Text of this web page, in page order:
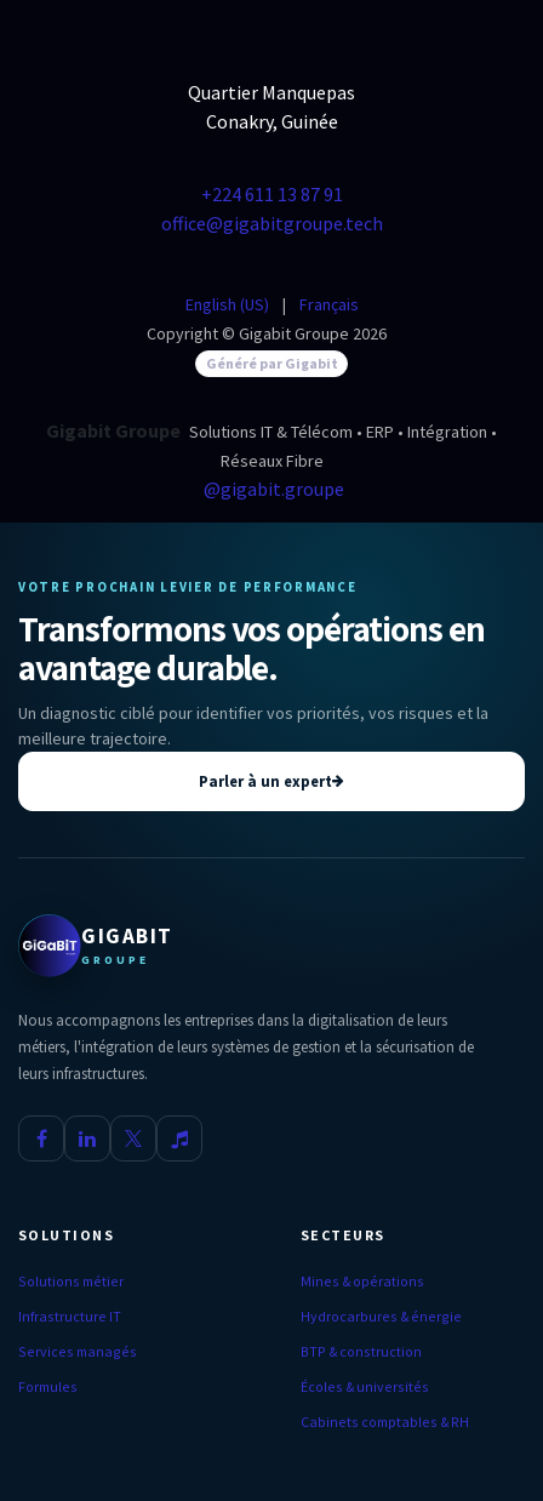
Quartier Manquepas
Conakry, Guinée
+224 611 13 87 91
office@gigabitgroupe.tech
Copyright © Gigabit Groupe 2026
English (US) | Français
Généré par Gigabit
Gigabit Groupe Solutions IT & Télécom • ERP • Intégration •
Réseaux Fibre
@gigabit.groupe
VOTRE PROCHAIN LEVIER DE PERFORMANCE
Transformons vos opérations en
avantage durable.
Un diagnostic ciblé pour identifier vos priorités, vos risques et la
meilleure trajectoire.
Parler à un expert
GIGABIT
GROUPE
Nous accompagnons les entreprises dans la digitalisation de leurs
métiers, l'intégration de leurs systèmes de gestion et la sécurisation de
leurs infrastructures.
SOLUTIONS
Solutions métier
Infrastructure IT
Services managés
Formules
SECTEURS
Mines & opérations
Hydrocarbures & énergie
BTP & construction
Écoles & universités
Cabinets comptables & RH